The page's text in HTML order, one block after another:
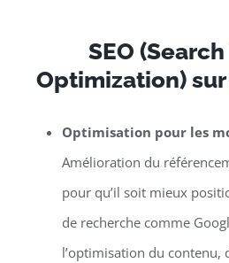
SEO
Optimization)
Optimisation pour les
Amélioration du
pour qu’il soit mieux
de recherche comme
l’optimisation du contenu,